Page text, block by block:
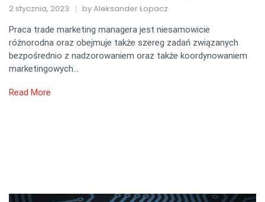
2 stycznia, 2023 byAleksander Łopacz
Praca trade marketing managera jest niesamowicie
różnorodna oraz obejmuje także szereg zadań związanych
bezpośrednio z nadzorowaniem oraz także koordynowaniem
marketingowych…
Read More